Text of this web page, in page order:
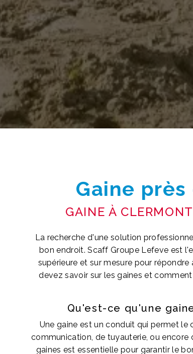
Gaine
GAINE À
La recherche d'une solution
bon endroit. Scaff Groupe Lefeve est
supérieure et sur mesure pour
devez savoir sur les gaines et
Qu'est-ce qu'une
Une gaine est un conduit qui permet
communication, de tuyauterie, ou
gaines est essentielle pour garantir le